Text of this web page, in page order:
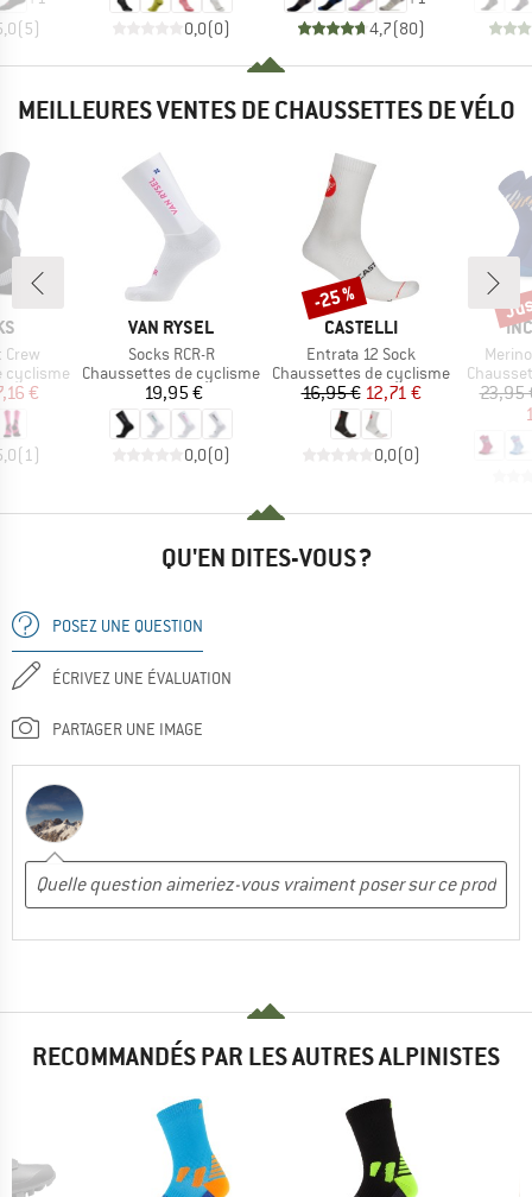
(5) 0,0(0)
4,7(80)
MEILLEURES VENTES DE CHAUSSETTES DE VÉLO
cyclisme
réduit
€
(1)
MARQUE
VAN RYSEL
Article
Socks RCR-R
Product group
Chaussettes de cyclisme
Prix
19,95 €
0,0(0)
MARQUE
CASTELLI
Article
Entrata 12 Sock
Product group
Chaussettes de cyclisme
Prix
16,95 €Prix réduit
12,71 €
0,0(0)
Remise
-25 %
Article
Product
23,95
QU'EN DITES-VOUS ?
POSEZ UNE QUESTION
ÉCRIVEZ UNE ÉVALUATION
PARTAGER UNE IMAGE
RECOMMANDÉS PAR LES AUTRES ALPINISTES